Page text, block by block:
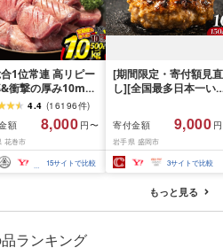
1位常連 高リピー
&衝撃の厚み10mm
牛タン 塩味/ ≪ス
ド発送!!10営業日以
≫ 選べる内容量
/ 1kg 定期便 毎月
牛肉 肉 BBQ ふるさ
気 ランキング 岩手
4.4 (16196件)
額
8,000 円〜
花巻市
15サイトで比較
[期間限定・寄付額見直
し][全国最多日本一い
1.5kg(150g×10個) い
て牛 × 岩中豚 ハンバー
グ 合挽き 合い挽き 黒
和牛 人気 冷凍 個包装
分け 冷凍 牛肉 豚肉 和
ビーフ ポーク はんば
ぐ 挽肉 お肉 ミンチ 肉
お弁当 hannba-gu ラ
寄付金額 9,000
岩手県 盛岡市
3サイトで比較
もっと見る
ランキング